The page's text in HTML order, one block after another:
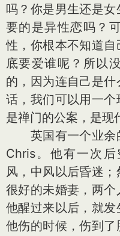
吗？你是男生还是
要的是异性恋吗？
性，你根本不知道自
底要爱谁呢？所以
的，因为连自己是
话，我们可以用一
是禅门的公案，是现
英国有一个业余
Chris。他有一次
风，中风以后昏迷
很好的未婚妻，两个
他醒过来以后，就
他伤的时候，伤到